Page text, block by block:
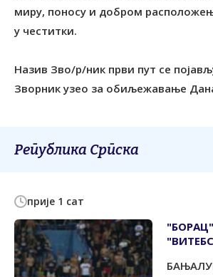
миру, поносу и добром
у честитки.
Назив Зво/р/ник први пут се
Зворник узео за обиљежавање
Република Српска
прије 1 сат